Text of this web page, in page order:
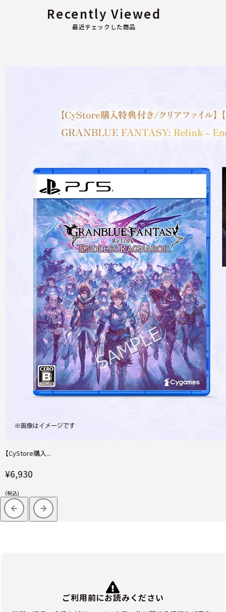
最近チェックした商品
Recently Viewed
【CyStore購入...
¥6,930
(税込)
ご利用前にお読みください